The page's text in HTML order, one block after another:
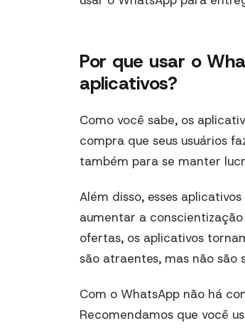
Por que usar o
aplicativos?
Como você sabe, os
compra que seus usuários
também para se manter
Além disso, esses
aumentar a
ofertas, os aplicativos
são atraentes, mas não são
Com o WhatsApp não há
Recomendamos que você